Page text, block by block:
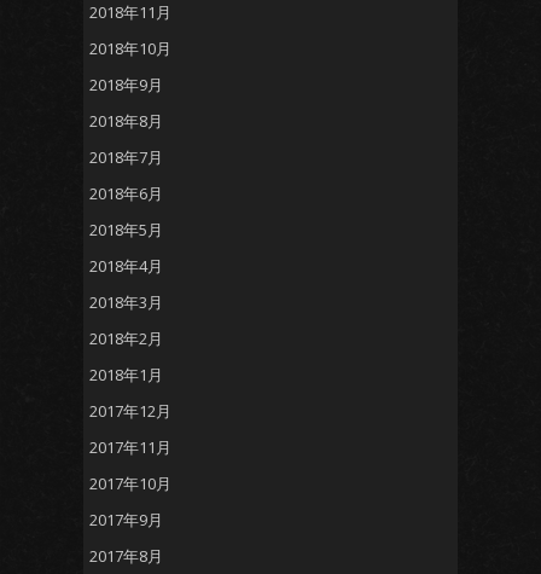
2018年11月
2018年10月
2018年9月
2018年8月
2018年7月
2018年6月
2018年5月
2018年4月
2018年3月
2018年2月
2018年1月
2017年12月
2017年11月
2017年10月
2017年9月
2017年8月